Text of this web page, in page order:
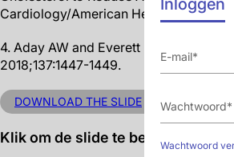
Inloggen
Wachtwoord
Cardiology/American Heart
4. Aday AW and Everett BM. Statins in
2018;137:1447-1449.
DOWNLOAD THE SLIDE VIND DIT
Klik om de slide te bekijken